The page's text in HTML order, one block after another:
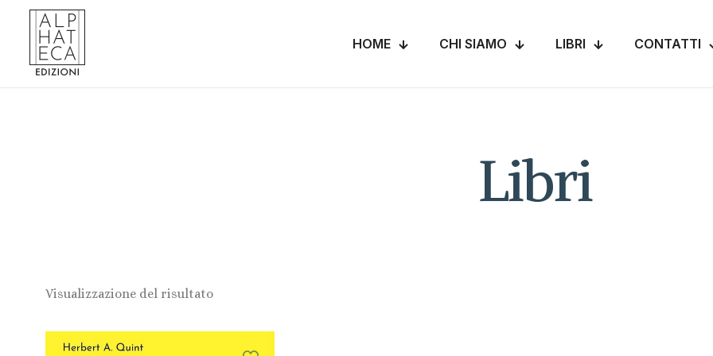
HOME CHI SIAMO LIBRI CONTATTI
Libri
Visualizzazione del risultato